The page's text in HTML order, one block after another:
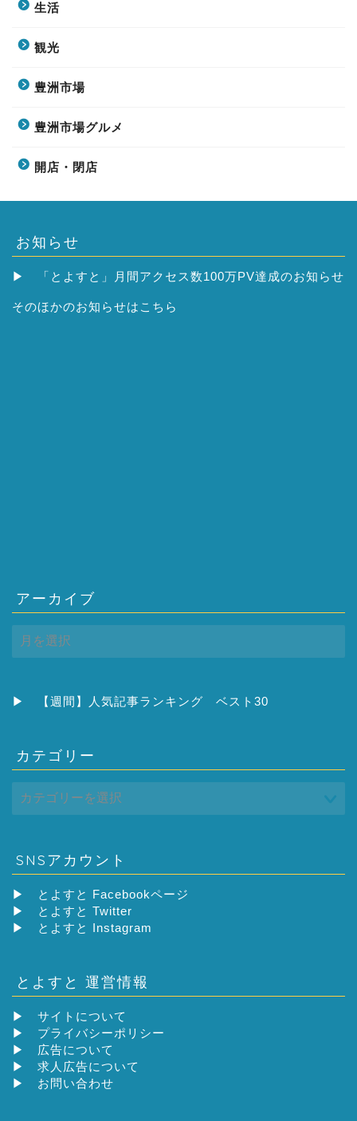
生活
観光
豊洲市場
豊洲市場グルメ
開店・閉店
お知らせ
▶ 「とよすと」月間アクセス数100万PV達成のお知らせ
そのほかのお知らせはこちら
アーカイブ
ア
ー
ブ
▶ 【週間】人気記事ランキング ベスト30
カテゴリー
SNSアカウント
▶
とよすと Facebookページ
▶
とよすと Twitter
▶
とよすと Instagram
とよすと 運営情報
▶ サイトについて
▶ プライバシーポリシー
▶ 広告について
▶ 求人広告について
▶ お問い合わせ